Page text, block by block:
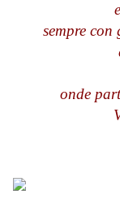
sempre con
onde